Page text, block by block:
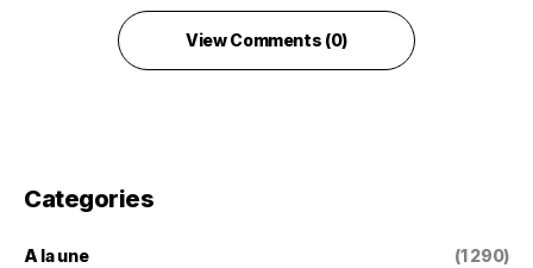
View Comments (0)
Categories
A la une (1 290)